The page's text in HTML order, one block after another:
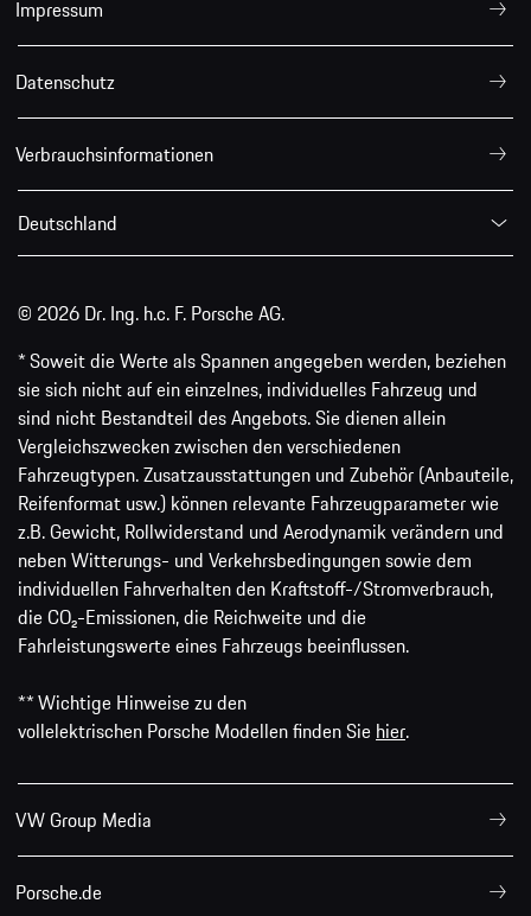
Impressum
Datenschutz
Verbrauchsinformationen
Deutschland
© 2026 Dr. Ing. h.c. F. Porsche AG.
* Soweit die Werte als Spannen angegeben werden, beziehen
sie sich nicht auf ein einzelnes, individuelles Fahrzeug und
sind nicht Bestandteil des Angebots. Sie dienen allein
Vergleichszwecken zwischen den verschiedenen
Fahrzeugtypen. Zusatzausstattungen und Zubehör (Anbauteile,
Reifenformat usw.) können relevante Fahrzeugparameter wie
z.B. Gewicht, Rollwiderstand und Aerodynamik verändern und
neben Witterungs- und Verkehrsbedingungen sowie dem
individuellen Fahrverhalten den Kraftstoff-/Stromverbrauch,
die CO₂-Emissionen, die Reichweite und die
Fahrleistungswerte eines Fahrzeugs beeinflussen.
** Wichtige Hinweise zu den
vollelektrischen Porsche Modellen finden Sie hier.
VW Group Media
Porsche.de